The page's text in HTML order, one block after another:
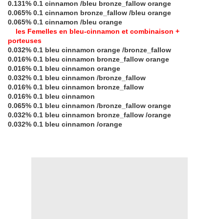
0.131% 0.1 cinnamon /bleu bronze_fallow orange
0.065% 0.1 cinnamon bronze_fallow /bleu orange
0.065% 0.1 cinnamon /bleu orange
les Femelles en bleu-cinnamon et combinaison +
porteuses
0.032% 0.1 bleu cinnamon orange /bronze_fallow
0.016% 0.1 bleu cinnamon bronze_fallow orange
0.016% 0.1 bleu cinnamon orange
0.032% 0.1 bleu cinnamon /bronze_fallow
0.016% 0.1 bleu cinnamon bronze_fallow
0.016% 0.1 bleu cinnamon
0.065% 0.1 bleu cinnamon /bronze_fallow orange
0.032% 0.1 bleu cinnamon bronze_fallow /orange
0.032% 0.1 bleu cinnamon /orange